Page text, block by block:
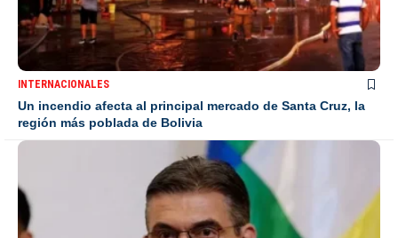
INTERNACIONALES
Un incendio afecta al principal mercado de Santa Cruz, la
región más poblada de Bolivia